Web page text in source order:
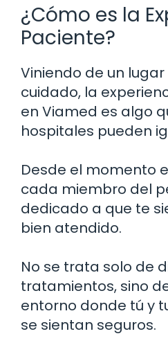
¿Cómo es la
Paciente?
Viniendo de un
cuidado, la
en Viamed es algo
hospitales pueden
Desde el momento
cada miembro del
dedicado a que te
bien atendido.
No se trata solo de
tratamientos, sino
entorno donde tú y
se sientan seguros.